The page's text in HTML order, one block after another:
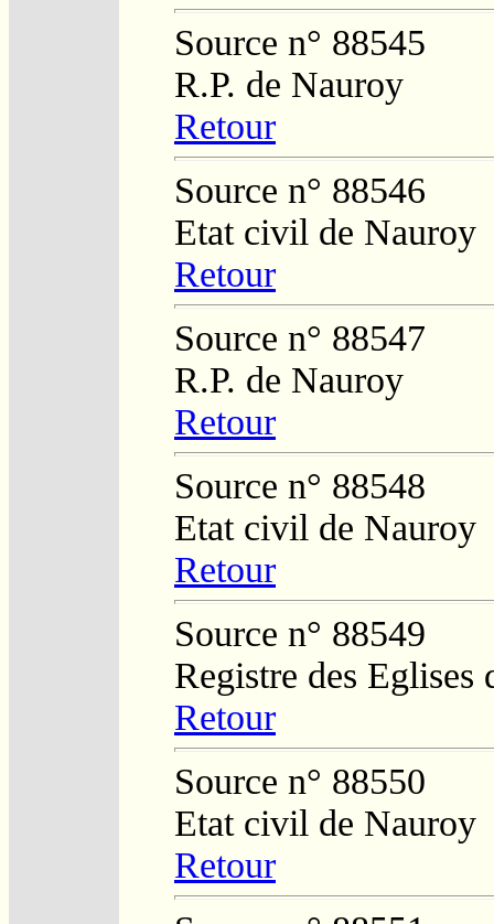
Source n° 88545
R.P. de Nauroy
Retour
Source n° 88546
Etat civil de Nauroy
Retour
Source n° 88547
R.P. de Nauroy
Retour
Source n° 88548
Etat civil de Nauroy
Retour
Source n° 88549
Registre des Eglises
Retour
Source n° 88550
Etat civil de Nauroy
Retour